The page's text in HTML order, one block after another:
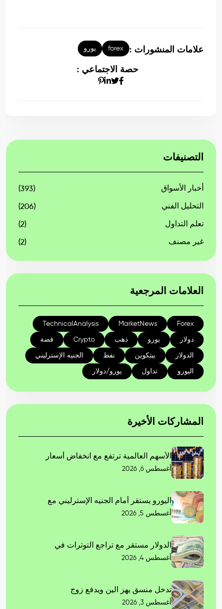
علامات المنشورات : forex يورو
حصة الاجتماعي :
التصنيفات
أخبار الأسواق (393)
التحليل الفني (206)
تعلم التداول (2)
غير مصنف (2)
العلامات المرجعية
Forex
MarketNews
TechnicalAnalysis
دولار يورو ذهب Crypto فضة
الدولار بيتكوين نفط الجنيه الإسترليني
اليورو تداول يورو/دولار
المشاركات الأخيرة
الأسهم العالمية ترتفع مع انخفاض أسعار
أغسطس 6, 2026
اليورو يستقر أمام الجنيه الإسترليني مع
أغسطس 5, 2026
الدولار مستقر مع تراجع التوترات في
أغسطس 4, 2026
تدخل منسق يهز الين ويدفع زوج
أغسطس 3, 2026